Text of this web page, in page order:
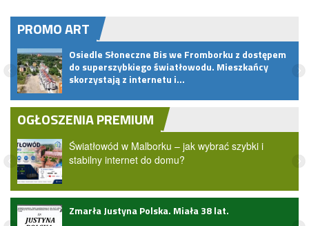
PROMO ART
Osiedle Słoneczne Bis we Fromborku z dostępem
do superszybkiego światłowodu. Mieszkańcy
skorzystają z internetu i…
OGŁOSZENIA PREMIUM
Światłowód w Malborku – jak wybrać szybki i
stabilny internet do domu?
Zmarła Justyna Polska. Miała 38 lat.